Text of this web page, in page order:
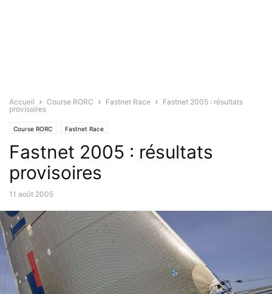
Accueil Course RORC Fastnet Race
Fastnet 2005 : résultats
provisoires
Course RORC Fastnet Race
Fastnet 2005 : résultats
provisoires
11 août 2005